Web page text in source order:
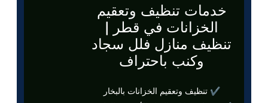
خدمات تنظيف وتعقيم
الخزانات في قطر |
تنظيف منازل فلل سجاد
وكنب باحتراف
✔ تنظيف وتعقيم الخزانات بالبخار